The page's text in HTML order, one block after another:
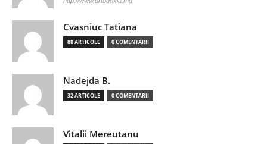
Cvasniuc Tatiana
88 ARTICOLE 0 COMENTARII
Nadejda B.
32 ARTICOLE 0 COMENTARII
Vitalii Mereutanu